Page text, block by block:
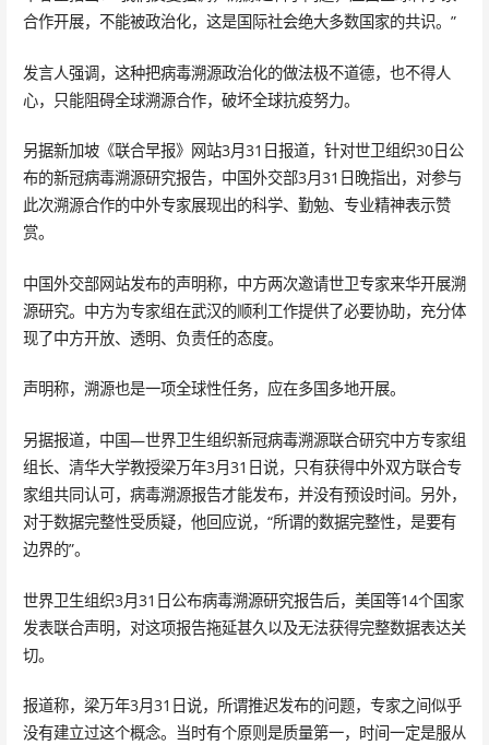
合作开展，不能被政治化，这是国际社会绝大多数国家的共识。”
发言人强调，这种把病毒溯源政治化的做法极不道德，也不得人
心，只能阻碍全球溯源合作，破坏全球抗疫努力。
另据新加坡《联合早报》网站3月31日报道，针对世卫组织30日公
布的新冠病毒溯源研究报告，中国外交部3月31日晚指出，对参与
此次溯源合作的中外专家展现出的科学、勤勉、专业精神表示赞
赏。
中国外交部网站发布的声明称，中方两次邀请世卫专家来华开展溯
源研究。中方为专家组在武汉的顺利工作提供了必要协助，充分体
现了中方开放、透明、负责任的态度。
声明称，溯源也是一项全球性任务，应在多国多地开展。
另据报道，中国—世界卫生组织新冠病毒溯源联合研究中方专家组
组长、清华大学教授梁万年3月31日说，只有获得中外双方联合专
家组共同认可，病毒溯源报告才能发布，并没有预设时间。另外，
对于数据完整性受质疑，他回应说，“所谓的数据完整性，是要有
边界的”。
世界卫生组织3月31日公布病毒溯源研究报告后，美国等14个国家
发表联合声明，对这项报告拖延甚久以及无法获得完整数据表达关
切。
报道称，梁万年3月31日说，所谓推迟发布的问题，专家之间似乎
没有建立过这个概念。当时有个原则是质量第一，时间一定是服从